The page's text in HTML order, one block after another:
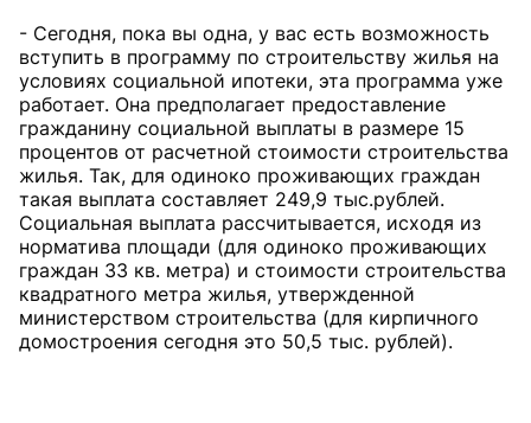
- Сегодня, пока вы одна, у вас есть возможность
вступить в программу по строительству жилья на
условиях социальной ипотеки, эта программа уже
работает. Она предполагает предоставление
гражданину социальной выплаты в размере 15
процентов от расчетной стоимости строительства
жилья. Так, для одиноко проживающих граждан
такая выплата составляет 249,9 тыс.рублей.
Социальная выплата рассчитывается, исходя из
норматива площади (для одиноко проживающих
граждан 33 кв. метра) и стоимости строительства
квадратного метра жилья, утвержденной
министерством строительства (для кирпичного
домостроения сегодня это 50,5 тыс. рублей).